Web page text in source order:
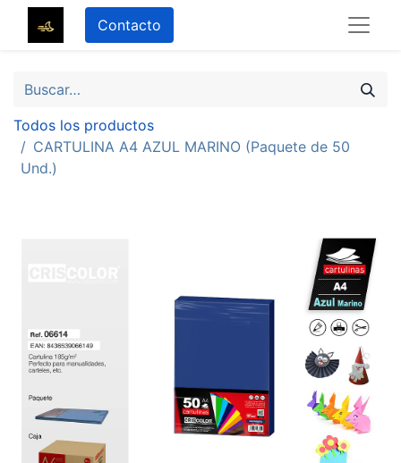
Contacto
Todos los productos
CARTULINA A4 AZUL MARINO (Paquete de 50
Und.)